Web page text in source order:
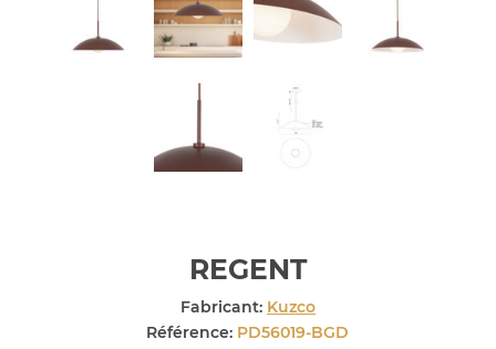
REGENT
Fabricant: Kuzco
Référence: PD56019-BGD